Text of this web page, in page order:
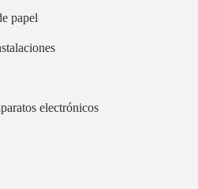
papel
electrónicos